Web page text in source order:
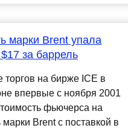
марки Brent упала
за баррель
торгов на бирже ICE в
впервые с ноября 2001
фьючерса на
Brent с поставкой в